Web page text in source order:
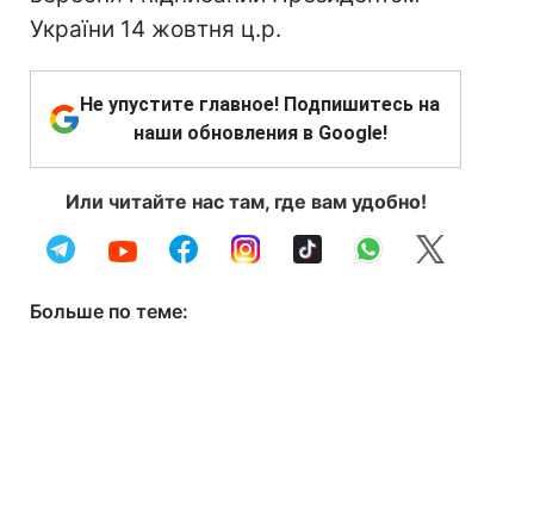
України 14 жовтня ц.р.
Не упустите главное! Подпишитесь на
наши обновления в Google!
Или читайте нас там, где вам удобно!
Больше по теме: